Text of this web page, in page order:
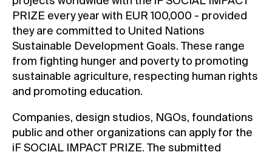
PRIZE every year with EUR 100,000 - provided
they are committed to United Nations
Sustainable Development Goals. These range
from fighting hunger and poverty to promoting
sustainable agriculture, respecting human rights
and promoting education.
Companies, design studios, NGOs, foundations
public and other organizations can apply for the
iF SOCIAL IMPACT PRIZE. The submitted